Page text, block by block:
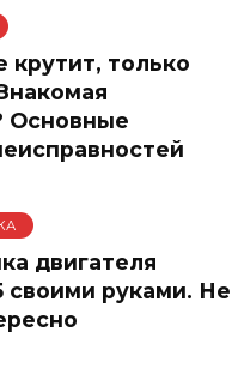
крутит, только
Основные
двигателя
своими руками. Не